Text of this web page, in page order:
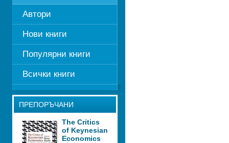
Автори
Нови книги
Популярни книги
Всички книги
ПРЕПОРЪЧАНИ
The Critics
of Keynesian
Economics